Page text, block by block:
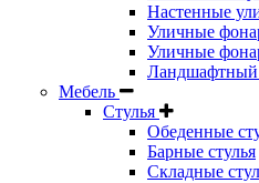
Настенные
Уличные
Уличные
Ландшафтный
Мебель
Стулья
Обеденные
Барные стулья
Складные